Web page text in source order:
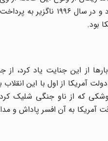
بود.
بارها از این جنایت یاد
آمریکا از اول با این
که از ناو جنگی شلیک
آمریکا به آن افسر پاداش و